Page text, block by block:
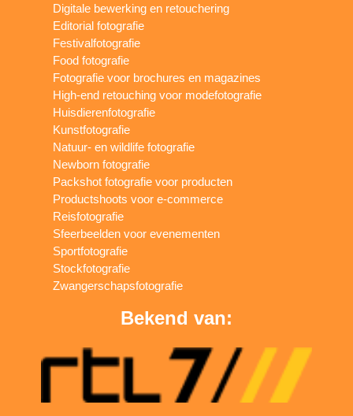
Digitale bewerking en retouchering
Editorial fotografie
Festivalfotografie
Food fotografie
Fotografie voor brochures en magazines
High-end retouching voor modefotografie
Huisdierenfotografie
Kunstfotografie
Natuur- en wildlife fotografie
Newborn fotografie
Packshot fotografie voor producten
Productshoots voor e-commerce
Reisfotografie
Sfeerbeelden voor evenementen
Sportfotografie
Stockfotografie
Zwangerschapsfotografie
Bekend van: